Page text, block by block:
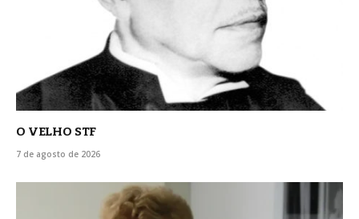
O VELHO STF
7 de agosto de 2026